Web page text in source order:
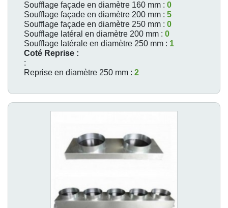
Soufflage façade en diamètre 160 mm : 0
Soufflage façade en diamètre 200 mm : 5
Soufflage façade en diamètre 250 mm : 0
Soufflage latéral en diamètre 200 mm : 0
Soufflage latérale en diamètre 250 mm : 1
Coté Reprise :
:
Reprise en diamètre 250 mm : 2